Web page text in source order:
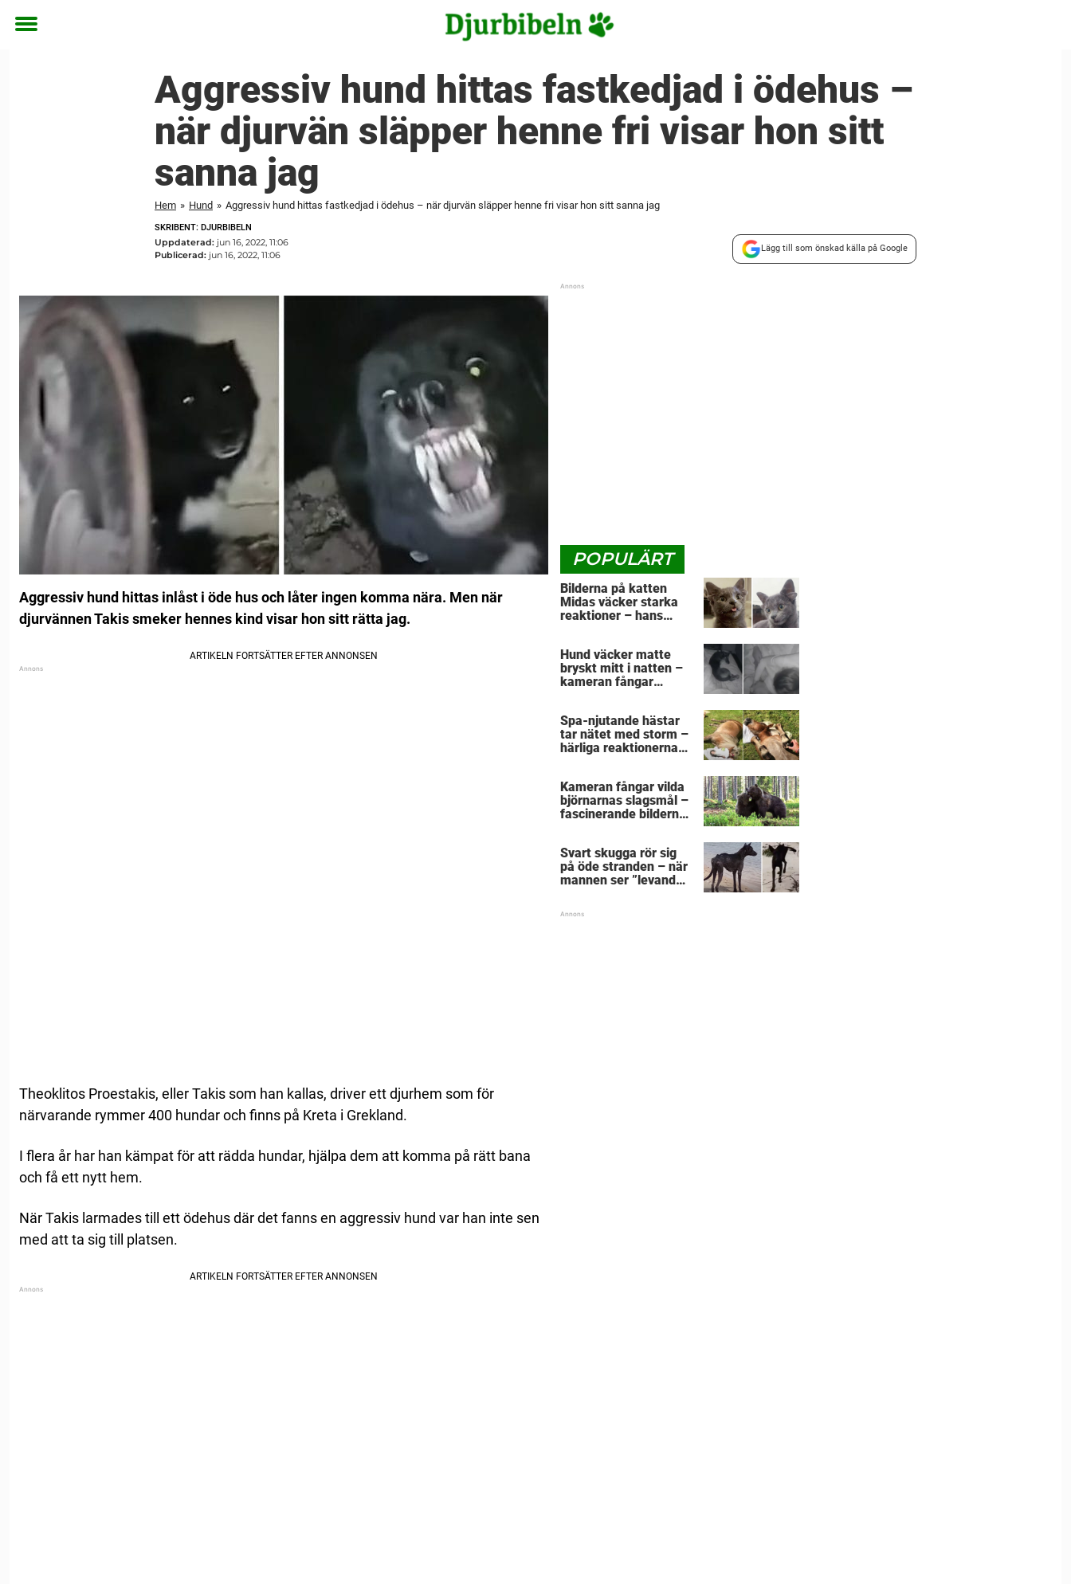
Toggle
Aggressiv hund hittas fastkedjad i ödehus –
när djurvän släpper henne fri visar hon sitt
sanna jag
Hem » Hund » Aggressiv hund hittas fastkedjad i ödehus – när djurvän släpper henne fri visar hon sitt sanna jag
SKRIBENT: DJURBIBELN
Uppdaterad: jun 16, 2022, 11:06
Publicerad: jun 16, 2022, 11:06
Lägg till som önskad källa på Google
Aggressiv hund hittas inlåst i öde hus och låter ingen komma nära. Men när
djurvännen Takis smeker hennes kind visar hon sitt rätta jag.
Theoklitos Proestakis, eller Takis som han kallas, driver ett djurhem som för
närvarande rymmer 400 hundar och finns på Kreta i Grekland.
I flera år har han kämpat för att rädda hundar, hjälpa dem att komma på rätt bana
och få ett nytt hem.
När Takis larmades till ett ödehus där det fanns en aggressiv hund var han inte sen
med att ta sig till platsen.
POPULÄRT
Bilderna på katten
Midas väcker starka
reaktioner – hans
Hund väcker matte
bryskt mitt i natten –
kameran fångar
Spa-njutande hästar
tar nätet med storm –
härliga reaktionerna
Kameran fångar vilda
björnarnas slagsmål –
fascinerande bilderna
Svart skugga rör sig
på öde stranden – när
mannen ser ”levande
händer